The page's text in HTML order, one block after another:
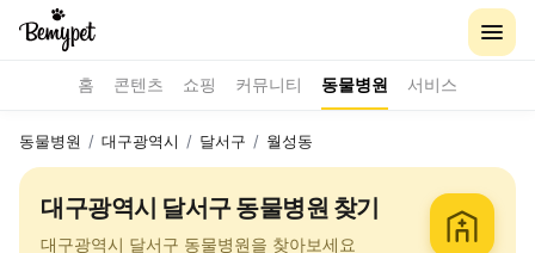
홈 콘텐츠 쇼핑 커뮤니티 동물병원 서비스
동물병원 / 대구광역시 / 달서구 / 월성동
대구광역시 달서구 동물병원 찾기
대구광역시 달서구 동물병원을 찾아보세요